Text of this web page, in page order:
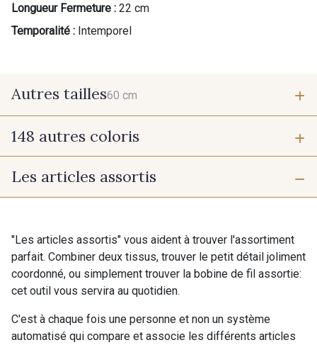
Longueur Fermeture : 22 cm
Temporalité : Intemporel
Autres tailles60 cm
60 cm
148 autres coloris
9975 - Noir Jet
9194 - Gris Perle 9612 - Gris beige
9992 - Gris Vetiver 9390 - Gris Mercure
Les articles assortis
"Les articles assortis" vous aident à trouver l'assortiment
parfait. Combiner deux tissus, trouver le petit détail joliment
coordonné, ou simplement trouver la bobine de fil assortie:
cet outil vous servira au quotidien.
C'est à chaque fois une personne et non un système
automatisé qui compare et associe les différents articles